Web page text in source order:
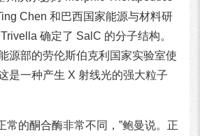
Chen 和巴西国家能源与材料研
确定了 SalC 的分子结构。
源部的劳伦斯伯克利国家实验室使
是一种产生 X 射线光的强大粒子
常的酮合酶非常不同，”鲍曼说。正